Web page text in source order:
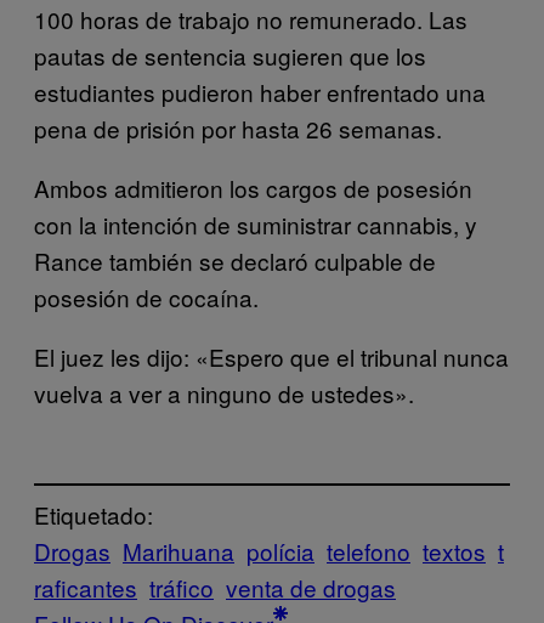
100 horas de trabajo no remunerado. Las
pautas de sentencia sugieren que los
estudiantes pudieron haber enfrentado una
pena de prisión por hasta 26 semanas.
Ambos admitieron los cargos de posesión
con la intención de suministrar cannabis, y
Rance también se declaró culpable de
posesión de cocaína.
El juez les dijo: «Espero que el tribunal nunca
vuelva a ver a ninguno de ustedes».
Etiquetado:
Drogas Marihuana polícia telefono textos t
raficantes tráfico venta de drogas